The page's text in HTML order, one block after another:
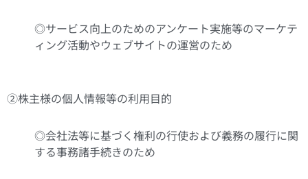
◎サービス向上のためのアンケート実施等のマーケテ
ィング活動やウェブサイトの運営のため
②株主様の個人情報等の利用目的
◎会社法等に基づく権利の行使および義務の履行に関
する事務諸手続きのため